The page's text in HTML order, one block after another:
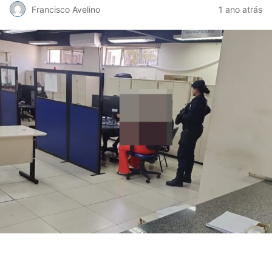
Francisco Avelino 1 ano atrás